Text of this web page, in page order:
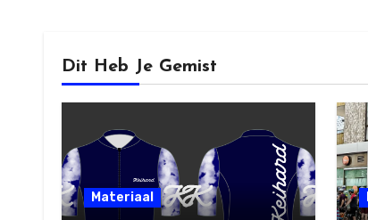
Dit Heb Je Gemist
Materiaal